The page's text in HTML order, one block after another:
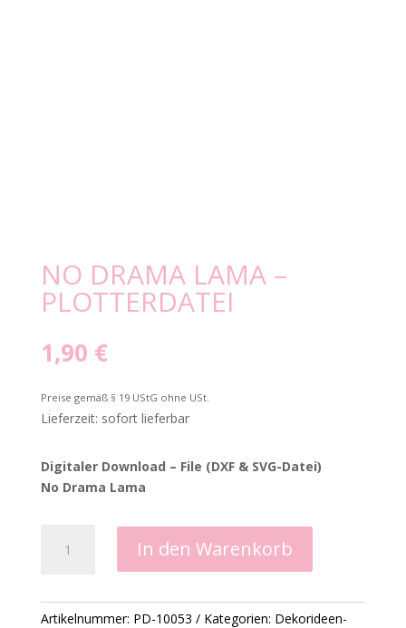
NO DRAMA LAMA –
PLOTTERDATEI
1,90 €
Preise gemäß § 19 UStG ohne USt.
Lieferzeit: sofort lieferbar
Digitaler Download – File (DXF & SVG-Datei)
No Drama Lama
Drama
Plotterdatei
In den Warenkorb
Artikelnummer: PD-10053 Kategorien: Dekorideen-